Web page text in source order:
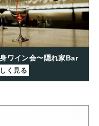
ワイン会〜隠れ家Bar
く見る